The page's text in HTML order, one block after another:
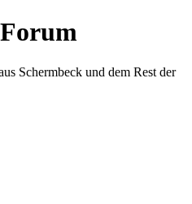
Schermbeck und dem Rest der